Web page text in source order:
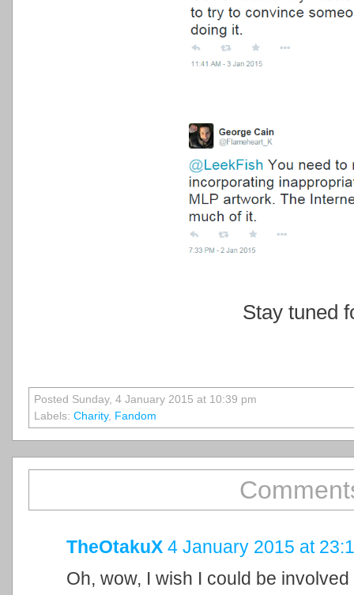
Stay tuned
Posted Sunday, 4 January 2015 at 10:39 pm
Labels: Charity, Fandom
TheOtakuX 4 January 2015 at
Oh, wow, I wish I could be